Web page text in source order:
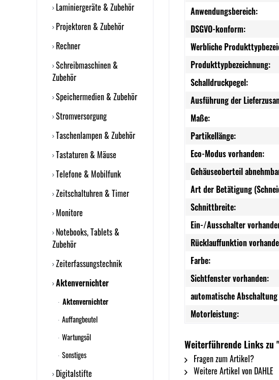
Laminiergeräte & Zubehör
Projektoren & Zubehör
Rechner
Schreibmaschinen &
Zubehör
Speichermedien & Zubehör
Stromversorgung
Taschenlampen & Zubehör
Tastaturen & Mäuse
Telefone & Mobilfunk
Zeitschaltuhren & Timer
Monitore
Notebooks, Tablets &
Zubehör
Zeiterfassungstechnik
Aktenvernichter
Aktenvernichter
Auffangbeutel
Wartungsöl
Sonstiges
Digitalstifte
Anwendungsbereich:
DSGVO-konform:
Werbliche
Produkttypbezeichnung:
Schalldruckpegel:
Ausführung der
Maße:
Partikellänge:
Eco-Modus vorhanden:
Gehäuseoberteil
Art der Betätigung
Schnittbreite:
Ein-/Ausschalter
Rücklauffunktion
Farbe:
Sichtfenster vorhanden:
automatische
Motorleistung:
Weiterführende Links
Fragen zum Artikel?
Weitere Artikel von DAHLE